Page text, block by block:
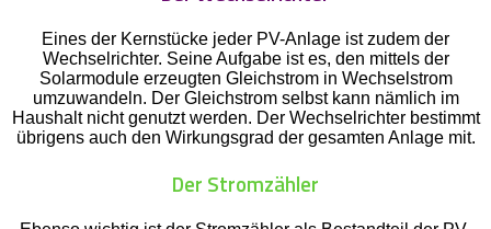
Eines der Kernstücke jeder PV-Anlage ist zudem der
Wechselrichter. Seine Aufgabe ist es, den mittels der
Solarmodule erzeugten Gleichstrom in Wechselstrom
umzuwandeln. Der Gleichstrom selbst kann nämlich im
Haushalt nicht genutzt werden. Der Wechselrichter bestimmt
übrigens auch den Wirkungsgrad der gesamten Anlage mit.
Der Stromzähler